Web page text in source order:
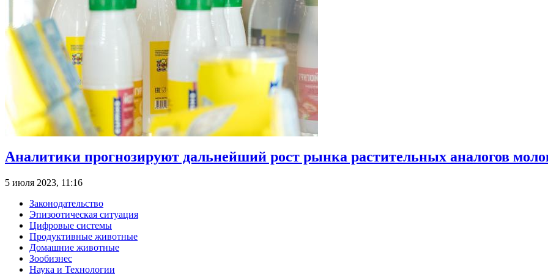
Аналитики прогнозируют дальнейший рост рынка растительных аналогов
5 июля 2023, 11:16
Законодательство
Эпизоотическая ситуация
Цифровые системы
Продуктивные животные
Домашние животные
Зообизнес
Наука и Технологии